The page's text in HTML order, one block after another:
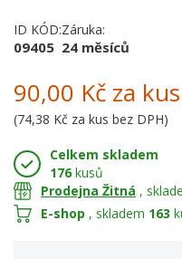
ID KÓD:
09405
Záruka:
24 měsíců
90,00 Kč za kus
(74,38 Kč za kus bez DPH)
Celkem skladem
176 kusů
Prodejna Žitná ,
E-shop , skladem 163